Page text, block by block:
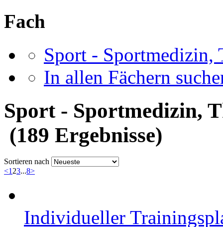
Fach
Sport - Sportmedizin,
In allen Fächern
Sport - Sportmedizin,
(189 Ergebnisse)
Sortieren nach
<123...8>